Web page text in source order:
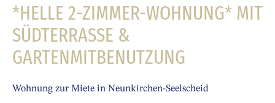
*HELLE 2-ZIMMER-WOHNUNG* MIT
SÜDTERRASSE &
GARTENMITBENUTZUNG
Wohnung zur Miete in Neunkirchen-Seelscheid